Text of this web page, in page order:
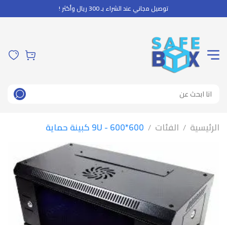
توصيل مجاني عند الشراء بـ 300 ريال وأكثر !
الرئيسية / الفئات / 600*600 - 9U كبينة حماية